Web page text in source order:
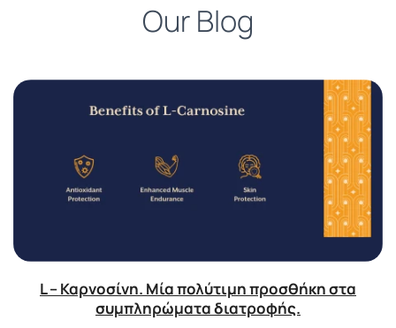
Our Blog
L – Καρνοσίνη. Μία πολύτιμη προσθήκη στα
συμπληρώματα διατροφής.